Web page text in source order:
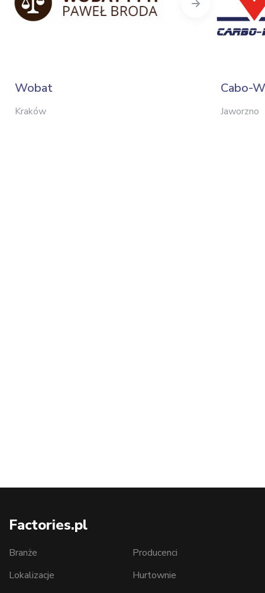
Wobat
Kraków
Cabo-
Jaworzno
Factories.pl
Branże
Lokalizacje
Producenci
Hurtownie